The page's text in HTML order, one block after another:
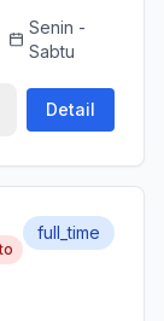
Senin -
Sabtu
Detail
full_time